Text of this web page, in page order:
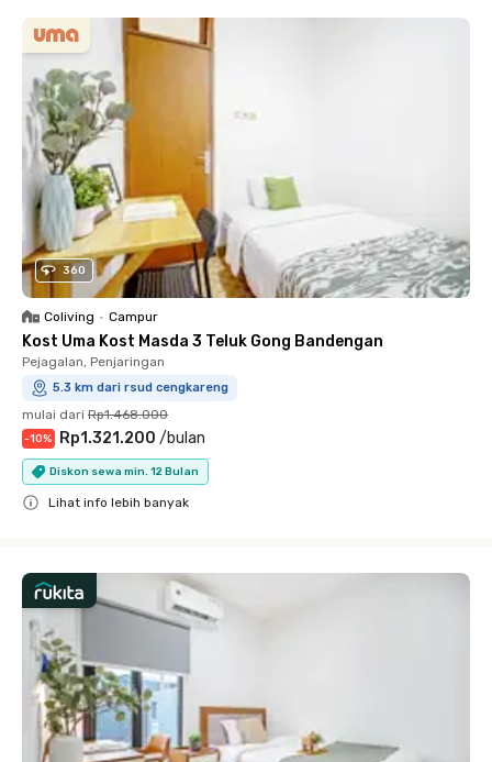
360
Coliving • Campur
Kost Uma Kost Masda 3 Teluk Gong Bandengan
Pejagalan, Penjaringan
5.3 km dari rsud cengkareng
mulai dari Rp1.468.000
-10% Rp1.321.200 /bulan
Diskon sewa min. 12 Bulan
Lihat info lebih banyak